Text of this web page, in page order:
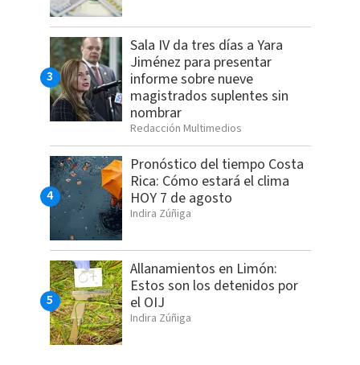
Sala IV da tres días a Yara
Jiménez para presentar
informe sobre nueve
magistrados suplentes sin
nombrar
Redacción Multimedios
Pronóstico del tiempo Costa
Rica: Cómo estará el clima
HOY 7 de agosto
Indira Zúñiga
Allanamientos en Limón:
Estos son los detenidos por
el OIJ
Indira Zúñiga